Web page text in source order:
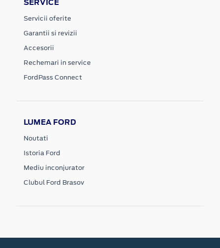
SERVICE
Servicii oferite
Garantii si revizii
Accesorii
Rechemari in service
FordPass Connect
LUMEA FORD
Noutati
Istoria Ford
Mediu inconjurator
Clubul Ford Brasov